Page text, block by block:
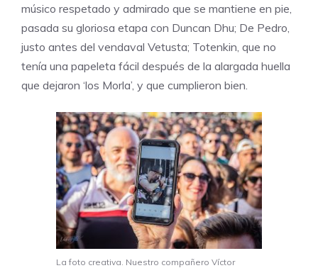
músico respetado y admirado que se mantiene en pie,
pasada su gloriosa etapa con Duncan Dhu; De Pedro,
justo antes del vendaval Vetusta; Totenkin, que no
tenía una papeleta fácil después de la alargada huella
que dejaron ‘los Morla’, y que cumplieron bien.
La foto creativa. Nuestro compañero Víctor